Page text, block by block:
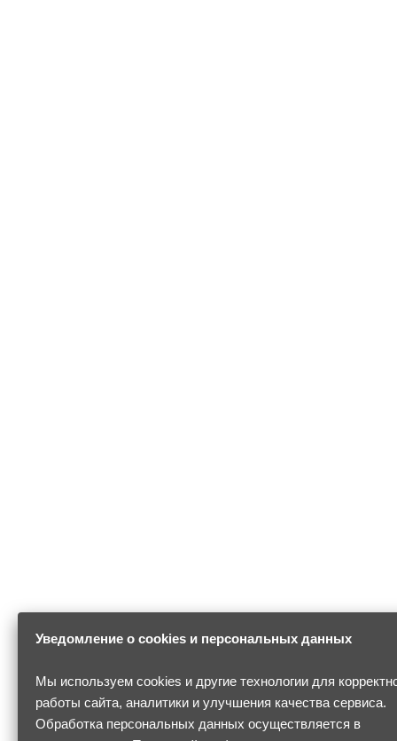
Уведомление о cookies и персональных данных
Мы используем cookies и другие технологии для
работы сайта, аналитики и улучшения качества сервиса.
Обработка персональных данных осуществляется в